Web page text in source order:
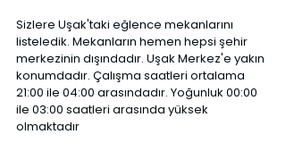
Sizlere Uşak'taki eğlence mekanlarını
listeledik. Mekanların hemen hepsi şehir
merkezinin dışındadır. Uşak Merkez'e yakın
konumdadır. Çalışma saatleri ortalama
21:00 ile 04:00 arasındadır. Yoğunluk 00:00
ile 03:00 saatleri arasında yüksek
olmaktadır